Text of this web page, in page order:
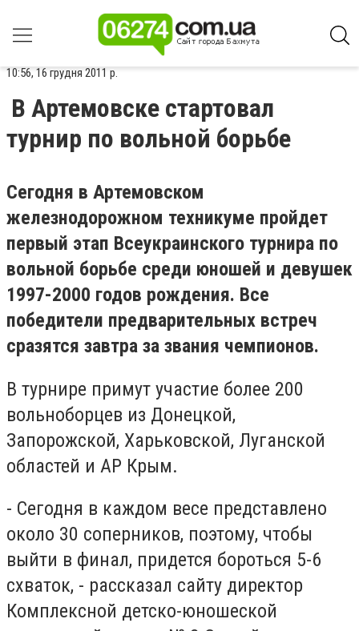
10:56, 16 грудня 2011 р.
В Артемовске стартовал
турнир по вольной борьбе
Сегодня в Артемовском
железнодорожном техникуме пройдет
первый этап Всеукраинского турнира по
вольной борьбе среди юношей и девушек
1997-2000 годов рождения. Все
победители предварительных встреч
сразятся завтра за звания чемпионов.
В турнире примут участие более 200
вольноборцев из Донецкой,
Запорожской, Харьковской, Луганской
областей и АР Крым.
- Сегодня в каждом весе представлено
около 30 соперников, поэтому, чтобы
выйти в финал, придется бороться 5-6
схваток, - рассказал сайту директор
Комплексной детско-юношеской